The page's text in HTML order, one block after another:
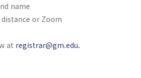
name
or Zoom
at registrar@gm.edu.